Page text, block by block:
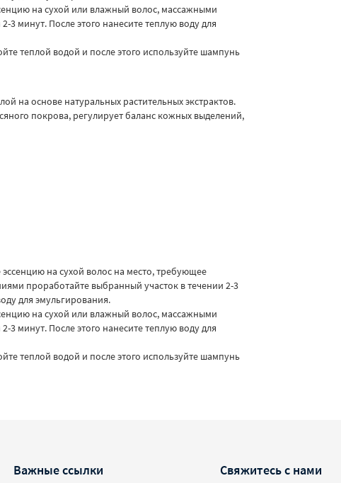
на сухой или влажный волос, массажными
3 минут. После этого нанесите теплую воду для
теплой водой и после этого используйте шампунь
на основе натуральных растительных экстрактов.
покрова, регулирует баланс кожных выделений,
на сухой волос на место, требующее
проработайте выбранный участок в течении 2-3
для эмульгирования.
на сухой или влажный волос, массажными
3 минут. После этого нанесите теплую воду для
теплой водой и после этого используйте шампунь
Важные ссылки Свяжитесь с нами